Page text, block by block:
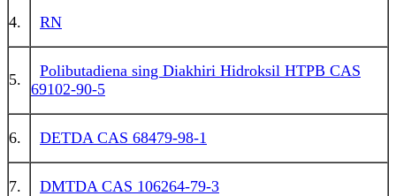
4. RN
5.
Polibutadiena sing Diakhiri Hidroksil HTPB CAS
69102-90-5
6. DETDA CAS 68479-98-1
7. DMTDA CAS 106264-79-3